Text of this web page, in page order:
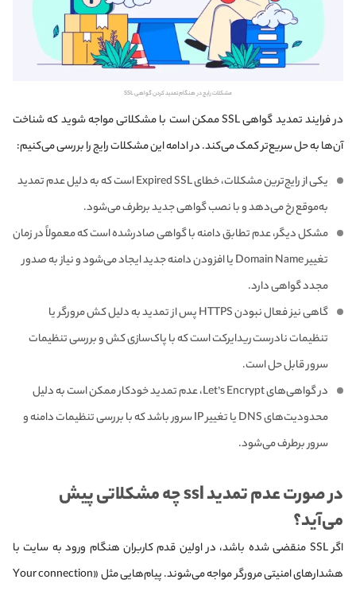
مشکلات رایج در هنگام تمدید کردن گواهی SSL
در فرایند تمدید گواهی SSL ممکن است با مشکلاتی مواجه شوید که شناخت
آن‌ها به حل سریع‌تر کمک می‌کند. در ادامه این مشکلات رایج را بررسی می‌کنیم:
یکی از رایج‌ترین مشکلات، خطای Expired SSL است که به دلیل عدم تمدید
به‌موقع رخ می‌دهد و با نصب گواهی جدید برطرف می‌شود.
مشکل دیگر، عدم تطابق دامنه با گواهی صادرشده است که معمولاً در زمان
تغییر Domain Name یا افزودن دامنه جدید ایجاد می‌شود و نیاز به صدور
مجدد گواهی دارد.
گاهی نیز فعال نبودن HTTPS پس از تمدید به دلیل کش مرورگر یا
تنظیمات نادرست ریدایرکت است که با پاک‌سازی کش و بررسی تنظیمات
سرور قابل حل است.
در گواهی‌های Let’s Encrypt، عدم تمدید خودکار ممکن است به دلیل
محدودیت‌های DNS یا تغییر IP سرور باشد که با بررسی تنظیمات دامنه و
سرور برطرف می‌شود.
در صورت عدم تمدید ssl چه مشکلاتی پیش
می‌آید؟
اگر SSL منقضی شده باشد، در اولین قدم کاربران هنگام ورود به سایت با
هشدارهای امنیتی مرورگر مواجه می‌شوند. پیام‌هایی مثل «Your connection